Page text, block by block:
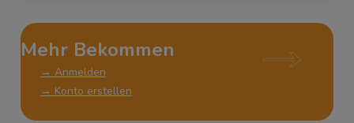
Mehr Bekommen
→ Anmelden
→ Konto erstellen